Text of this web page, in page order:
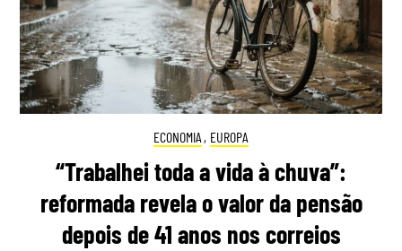
ECONOMIA , EUROPA
“Trabalhei toda a vida à chuva”:
reformada revela o valor da pensão
depois de 41 anos nos correios